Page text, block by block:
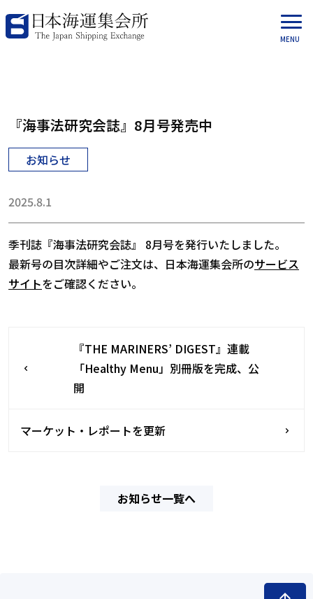
『海事法研究会誌』8月号発売中
お知らせ
2025.8.1
季刊誌『海事法研究会誌』 8月号を発行いたしました。
最新号の目次詳細やご注文は、日本海運集会所のサービス
サイトをご確認ください。
『THE MARINERS’ DIGEST』連載
「Healthy Menu」別冊版を完成、公
開
マーケット・レポートを更新
お知らせ一覧へ